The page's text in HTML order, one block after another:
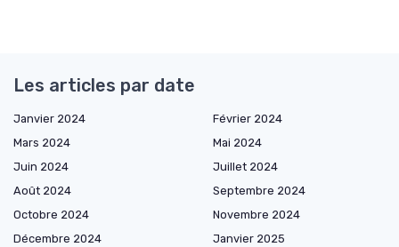
Les articles par date
Janvier 2024
Février 2024
Mars 2024
Mai 2024
Juin 2024
Juillet 2024
Août 2024
Septembre 2024
Octobre 2024
Novembre 2024
Décembre 2024
Janvier 2025